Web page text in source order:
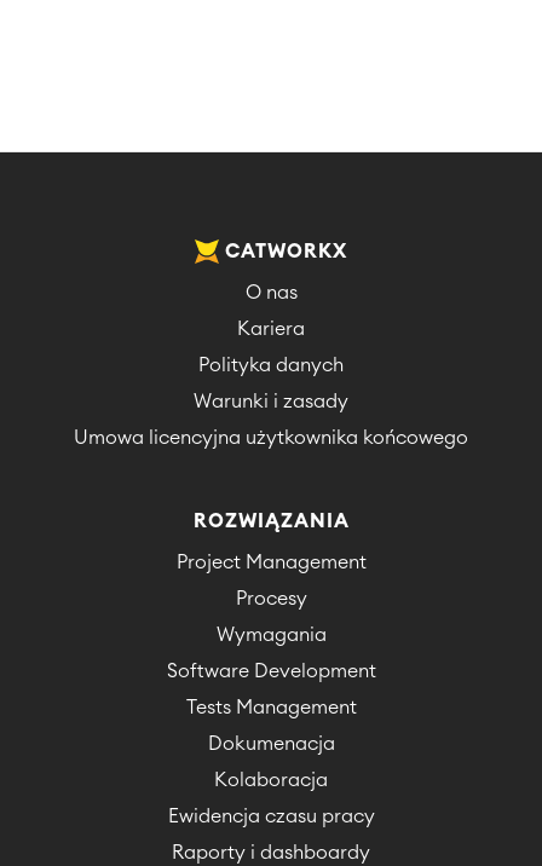
CATWORKX
O nas
Kariera
Polityka danych
Warunki i zasady
Umowa licencyjna użytkownika końcowego
ROZWIĄZANIA
Project Management
Procesy
Wymagania
Software Development
Tests Management
Dokumenacja
Kolaboracja
Ewidencja czasu pracy
Raporty i dashboardy